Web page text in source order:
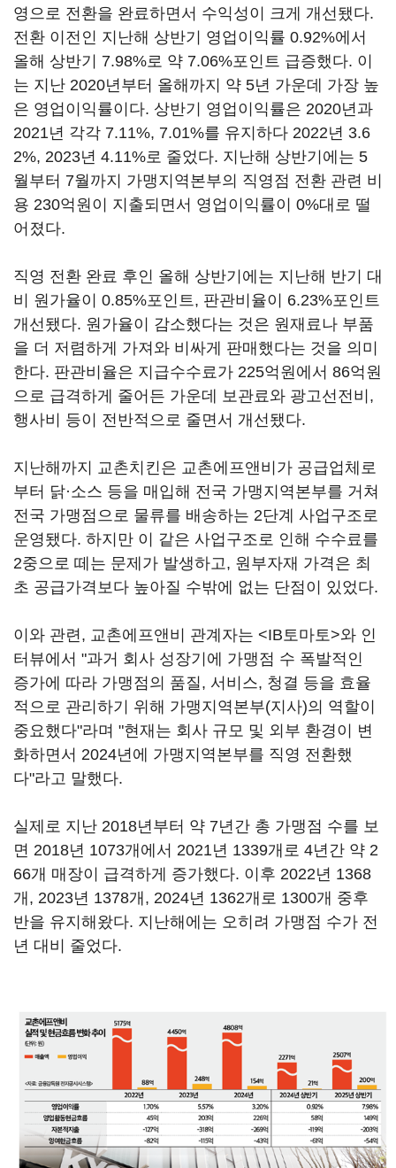
영으로 전환을 완료하면서 수익성이 크게 개선됐다.
전환 이전인 지난해 상반기 영업이익률 0.92%에서
올해 상반기 7.98%로 약 7.06%포인트 급증했다. 이
는 지난 2020년부터 올해까지 약 5년 가운데 가장 높
은 영업이익률이다. 상반기 영업이익률은 2020년과
2021년 각각 7.11%, 7.01%를 유지하다 2022년 3.6
2%, 2023년 4.11%로 줄었다. 지난해 상반기에는 5
월부터 7월까지 가맹지역본부의 직영점 전환 관련 비
용 230억원이 지출되면서 영업이익률이 0%대로 떨
어졌다.
직영 전환 완료 후인 올해 상반기에는 지난해 반기 대
비 원가율이 0.85%포인트, 판관비율이 6.23%포인트
개선됐다. 원가율이 감소했다는 것은 원재료나 부품
을 더 저렴하게 가져와 비싸게 판매했다는 것을 의미
한다. 판관비율은 지급수수료가 225억원에서 86억원
으로 급격하게 줄어든 가운데 보관료와 광고선전비,
행사비 등이 전반적으로 줄면서 개선됐다.
지난해까지 교촌치킨은 교촌에프앤비가 공급업체로
부터 닭·소스 등을 매입해 전국 가맹지역본부를 거쳐
전국 가맹점으로 물류를 배송하는 2단계 사업구조로
운영됐다. 하지만 이 같은 사업구조로 인해 수수료를
2중으로 떼는 문제가 발생하고, 원부자재 가격은 최
초 공급가격보다 높아질 수밖에 없는 단점이 있었다.
이와 관련, 교촌에프앤비 관계자는 <IB토마토>와 인
터뷰에서 "과거 회사 성장기에 가맹점 수 폭발적인
증가에 따라 가맹점의 품질, 서비스, 청결 등을 효율
적으로 관리하기 위해 가맹지역본부(지사)의 역할이
중요했다"라며 "현재는 회사 규모 및 외부 환경이 변
화하면서 2024년에 가맹지역본부를 직영 전환했
다"라고 말했다.
실제로 지난 2018년부터 약 7년간 총 가맹점 수를 보
면 2018년 1073개에서 2021년 1339개로 4년간 약 2
66개 매장이 급격하게 증가했다. 이후 2022년 1368
개, 2023년 1378개, 2024년 1362개로 1300개 중후
반을 유지해왔다. 지난해에는 오히려 가맹점 수가 전
년 대비 줄었다.